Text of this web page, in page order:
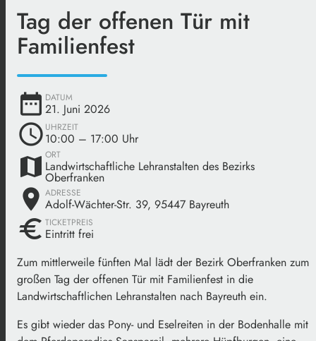
Tag der offenen Tür mit
Familienfest
date_range DATUM
21. Juni 2026
schedule UHRZEIT
10:00 – 17:00 Uhr
map ORT
Landwirtschaftliche Lehranstalten des Bezirks
Oberfranken
place ADRESSE
Adolf-Wächter-Str. 39, 95447 Bayreuth
euro TICKETPREIS
Eintritt frei
Zum mittlerweile fünften Mal lädt der Bezirk Oberfranken zum
großen Tag der offenen Tür mit Familienfest in die
Landwirtschaftlichen Lehranstalten nach Bayreuth ein.
Es gibt wieder das Pony- und Eselreiten in der Bodenhalle mit